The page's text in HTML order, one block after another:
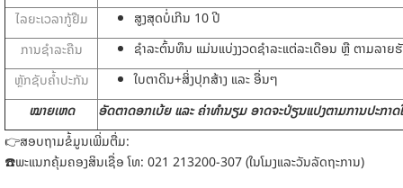
ໄລຍະເວລາກູ້ຢືມ
ສູງສຸດບໍ່ເກີນ 10 ປີ
ການຊໍາລະຄືນ
ຊໍາລະຕົ້ນທຶນ ແມ່ນແບ່ງງວດຊໍາລະແຕ່ລະເດືອນ ຫຼື ຕາມລາຍ
ຫຼັກຊັບຄໍ້າປະກັນ
ໃບຕາດິນ+ສິ່ງປຸກສ້າງ ແລະ ອື່ນໆ
ໝາຍເຫດ
ອັດຕາດອກເບ້ຍ ແລະ ຄ່າທໍານຽມ ອາດຈະປ່ຽນແປງຕາມການປະກາດ
👉ສອບຖາມຂໍ້ມູນເພີ່ມຕື່ມ:
☎️ພະແນກຄຸ້ມຄອງສິນເຊື່ອ ໂທ: 021 213200-307 (ໃນໂມງແລະວັນລັດຖະການ)